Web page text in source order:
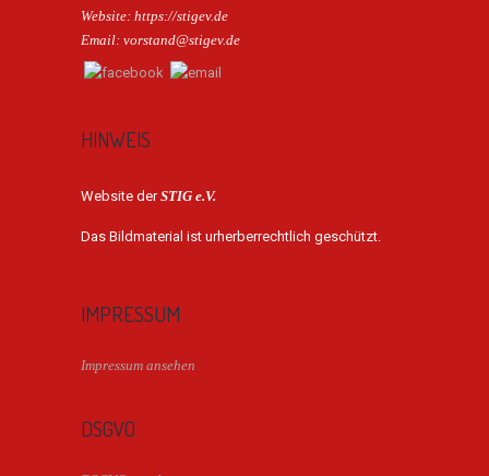
Website: https://stigev.de
Email: vorstand@stigev.de
HINWEIS
Website derSTIG e.V.
Das Bildmaterial ist urherberrechtlich geschützt.
IMPRESSUM
Impressum ansehen
DSGVO